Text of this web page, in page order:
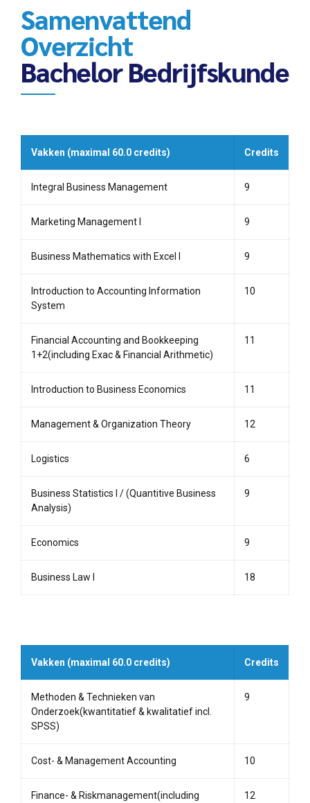
Samenvattend
Overzicht
Bachelor Bedrijfskunde
Vakken (maximal 60.0 credits) Credits
Integral Business Management 9
Marketing Management I 9
Business Mathematics with Excel I 9
Introduction to Accounting Information
System
10
Financial Accounting and Bookkeeping
1+2(including Exac & Financial Arithmetic)
11
Introduction to Business Economics 11
Management & Organization Theory 12
Logistics 6
Business Statistics I / (Quantitive Business
Analysis)
9
Economics 9
Business Law I 18
Vakken (maximal 60.0 credits) Credits
Methoden & Technieken van
Onderzoek(kwantitatief & kwalitatief incl.
SPSS)
9
Cost- & Management Accounting 10
Finance- & Riskmanagement(including
12